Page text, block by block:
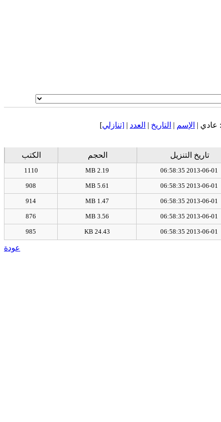
| الإسم | التاريخ | العدد | [تنازلي]
تاريخ التنزيل الحجم الكتب
2013-06-01 06:58:35
2.19 MB
1110
2013-06-01 06:58:35
5.61 MB
908
2013-06-01 06:58:35
1.47 MB
914
2013-06-01 06:58:35
3.56 MB
876
2013-06-01 06:58:35
24.43 KB
985
عودة